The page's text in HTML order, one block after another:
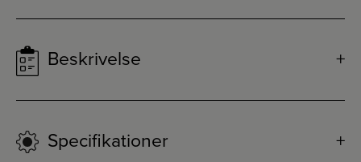
Beskrivelse
Specifikationer